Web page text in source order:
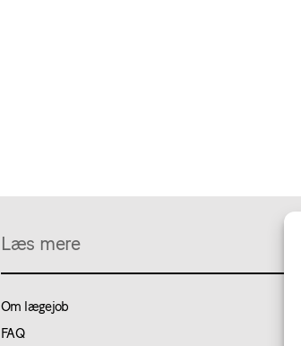
Læs mere
Om lægejob
FAQ